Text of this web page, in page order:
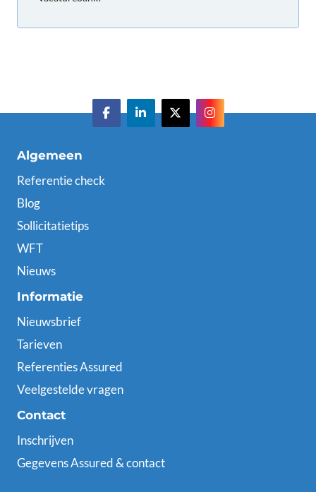
Algemeen
Referentie check
Blog
Sollicitatietips
WFT
Nieuws
Informatie
Nieuwsbrief
Tarieven
Referenties Assured
Veelgestelde vragen
Contact
Inschrijven
Gegevens Assured & contact